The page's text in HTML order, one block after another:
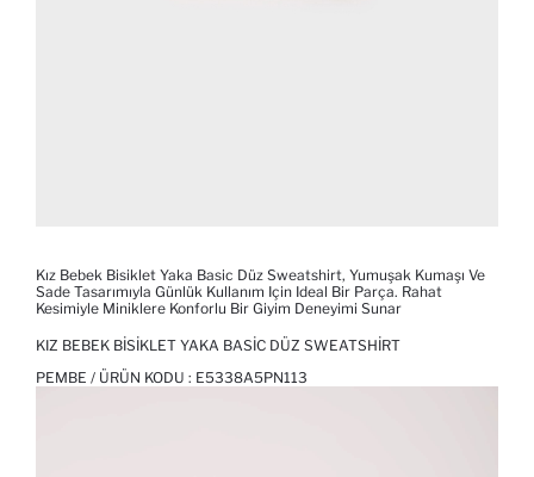
Kız Bebek Bisiklet Yaka Basic Düz Sweatshirt, Yumuşak Kumaşı Ve
Sade Tasarımıyla Günlük Kullanım Için Ideal Bir Parça. Rahat
Kesimiyle Miniklere Konforlu Bir Giyim Deneyimi Sunar
KIZ BEBEK BISIKLET YAKA BASIC DÜZ SWEATSHIRT
PEMBE / ÜRÜN KODU : E5338A5PN113